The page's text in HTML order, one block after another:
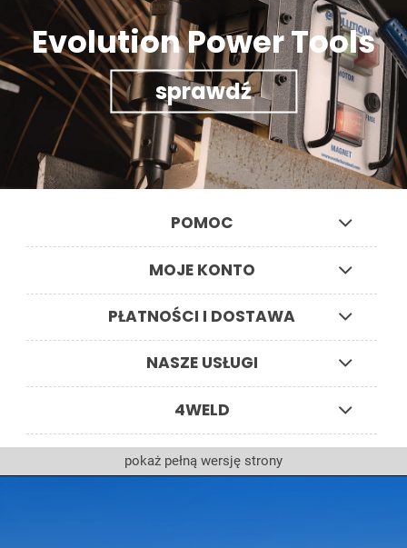
Evolution Power Tools
sprawdź
POMOC
MOJE KONTO
PŁATNOŚCI I DOSTAWA
NASZE USŁUGI
4WELD
pokaż pełną wersję strony